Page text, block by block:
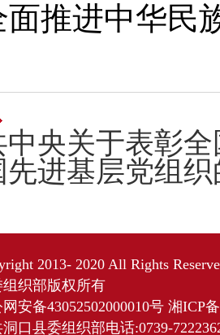
面推进中华民
中央关于表彰
先进基层党组
2013- 2020 All Rights
组织部版权所有
安备43052502000010号 湘ICP
口县委组织部电话:0739-